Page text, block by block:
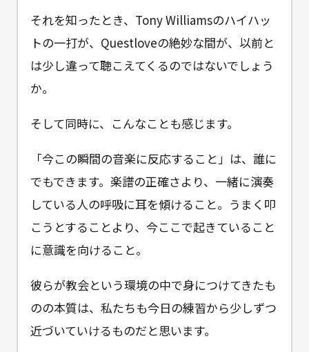
それを知ったとき、Tony Williamsのハイハッ
トの一打が、Questloveの絶妙な間が、以前と
は少し違って聴こえてくるのではないでしょう
か。
そして同時に、こんなことも感じます。
「今この瞬間の音楽に反応すること」は、誰に
でもできます。楽譜の正確さより、一緒に演奏
している人の呼吸に耳を傾けること。うまく叩
こうとすることより、今ここで起きていること
に意識を向けること。
彼らが教会という環境の中で身につけてきたも
のの本質は、私たちも今日の練習から少しずつ
近づいていけるものだと思います。